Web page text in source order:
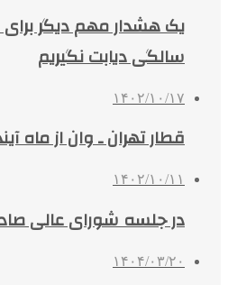
سالگی دیابت نگیریم
۱۴۰۲/۱۰/۱۷
قطار تهران ـ وان از ماه
۱۴۰۲/۱۰/۱۱
در جلسه شورای عالی
۱۴۰۴/۰۳/۲۰